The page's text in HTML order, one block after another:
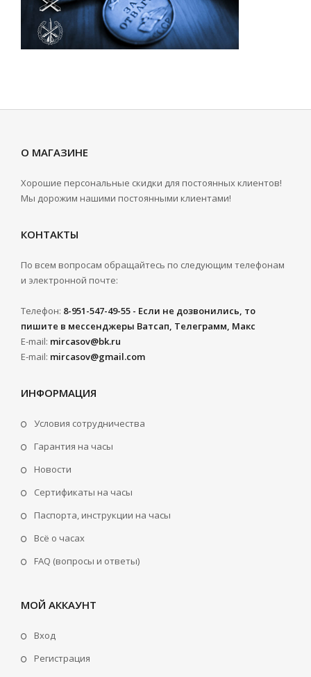
О МАГАЗИНЕ
Хорошие персональные скидки для постоянных клиентов!
Мы дорожим нашими постоянными клиентами!
КОНТАКТЫ
По всем вопросам обращайтесь по следующим телефонам
и электронной почте:
Телефон: 8-951-547-49-55 - Если не дозвонились, то
пишите в мессенджеры Ватсап, Телеграмм, Макс
E-mail: mircasov@bk.ru
E-mail: mircasov@gmail.com
ИНФОРМАЦИЯ
Условия сотрудничества
Гарантия на часы
Новости
Сертификаты на часы
Паспорта, инструкции на часы
Всё о часах
FAQ (вопросы и ответы)
МОЙ АККАУНТ
Вход
Регистрация